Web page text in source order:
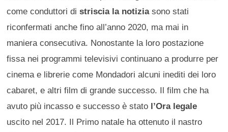
come conduttori distriscia la notiziasono stati
riconfermati anche fino all’anno 2020, ma mai in
maniera consecutiva. Nonostante la loro postazione
fissa nei programmi televisivi continuano a produrre per
cinema e librerie come Mondadori alcuni inediti dei loro
cabaret, e altri film di grande successo. Il film che ha
avuto più incasso e successo è stato l’Ora legale
uscito nel 2017. Il Primo natale ha ottenuto il nastro